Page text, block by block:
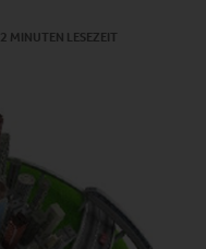
2 MINUTEN LESEZEIT